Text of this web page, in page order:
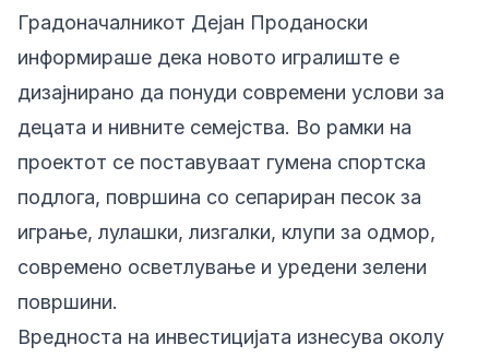
Градоначалникот Дејан Проданоски
информираше дека новото игралиште е
дизајнирано да понуди современи услови за
децата и нивните семејства. Во рамки на
проектот се поставуваат гумена спортска
подлога, површина со сепариран песок за
играње, лулашки, лизгалки, клупи за одмор,
современо осветлување и уредени зелени
површини.
Вредноста на инвестицијата изнесува околу